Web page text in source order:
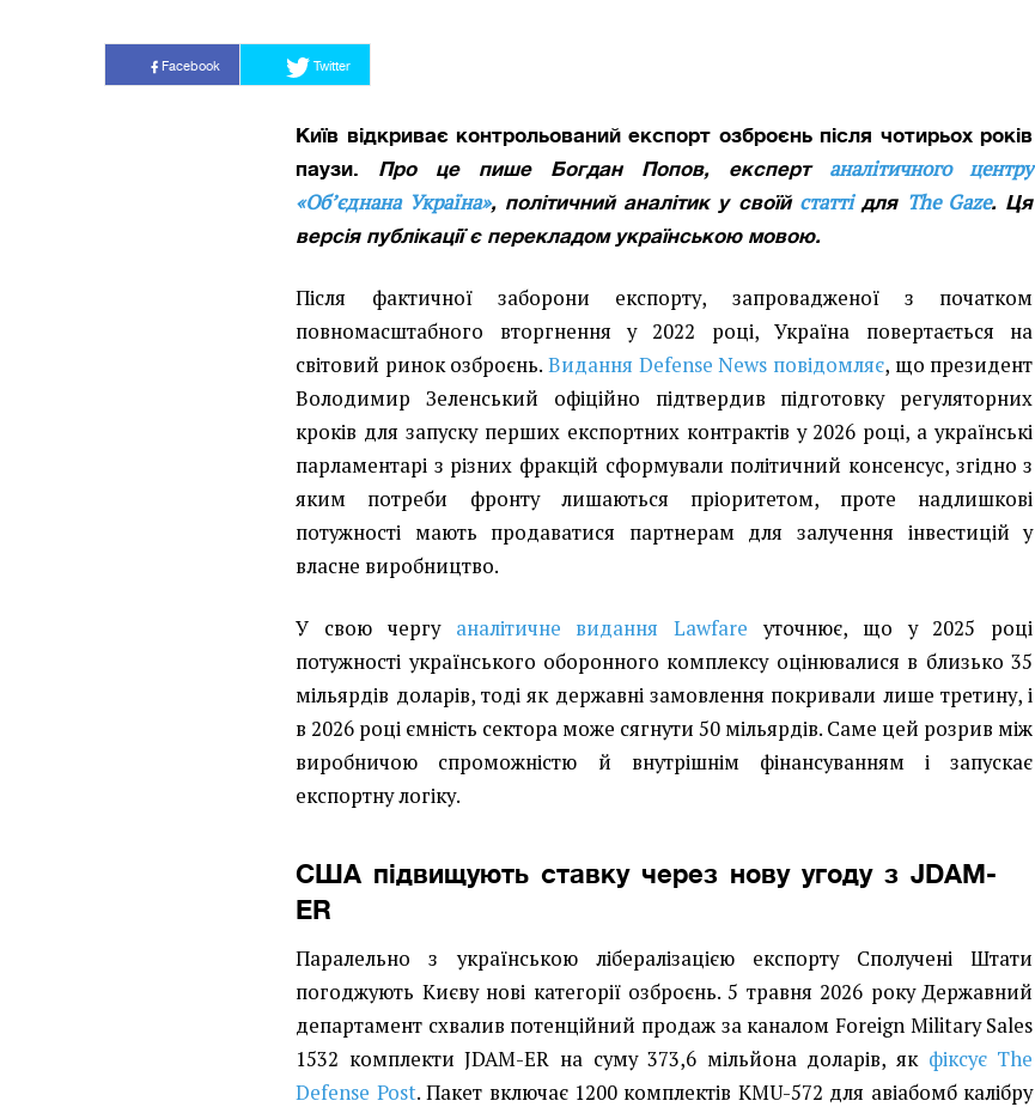
Facebook Twitter
Київ відкриває контрольований експорт озброєнь після чотирьох років
паузи. Про це пише Богдан Попов, експерт
аналітичного центру
«Об’єднана Україна», політичний аналітик у своїй статтідля The Gaze. Ця
версія публікації є перекладом українською мовою.
Після фактичної заборони експорту, запровадженої з початком
повномасштабного вторгнення у 2022 році, Україна повертається на
світовий ринок озброєнь.Видання Defense News повідомляє, що президент
Володимир Зеленський офіційно підтвердив підготовку регуляторних
кроків для запуску перших експортних контрактів у 2026 році, а українські
парламентарі з різних фракцій сформували політичний консенсус, згідно з
яким потреби фронту лишаються пріоритетом, проте надлишкові
потужності мають продаватися партнерам для залучення інвестицій у
власне виробництво.
У свою чергу аналітичне видання Lawfare уточнює, що у 2025 році
потужності українського оборонного комплексу оцінювалися в близько 35
мільярдів доларів, тоді як державні замовлення покривали лише третину, і
в 2026 році ємність сектора може сягнути 50 мільярдів. Саме цей розрив між
виробничою спроможністю й внутрішнім фінансуванням і запускає
експортну логіку.
США підвищують ставку через нову угоду з JDAM-
ER
Паралельно з українською лібералізацією експорту Сполучені Штати
погоджують Києву нові категорії озброєнь. 5 травня 2026 року Державний
департамент схвалив потенційний продаж за каналом Foreign Military Sales
1532 комплекти JDAM-ER на суму 373,6 мільйона доларів, як фіксує The
Defense Post. Пакет включає 1200 комплектів KMU-572 для авіабомб калібру